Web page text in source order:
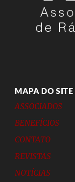
MAPA DO SITE
ASSOCIADOS
BENEFÍCIOS
CONTATO
REVISTAS
NOTÍCIAS